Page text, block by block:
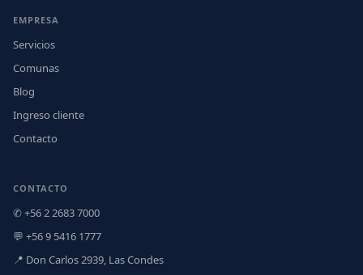
EMPRESA
Servicios
Comunas
Blog
Ingreso cliente
Contacto
CONTACTO
✆ +56 2 2683 7000
💬 +56 9 5416 1777
📍 Don Carlos 2939, Las Condes